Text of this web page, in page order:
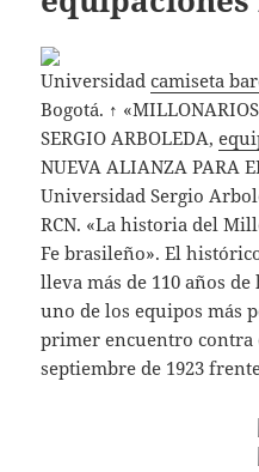
Universidadcamiseta
Bogotá. ↑
SERGIO ARBOLEDA,
NUEVA ALIANZA PARA
Universidad Sergio
RCN. «La historia del
Fe brasileño». El
lleva más de 110 años
uno de los equipos más
primer encuentro contra
septiembre de 1923